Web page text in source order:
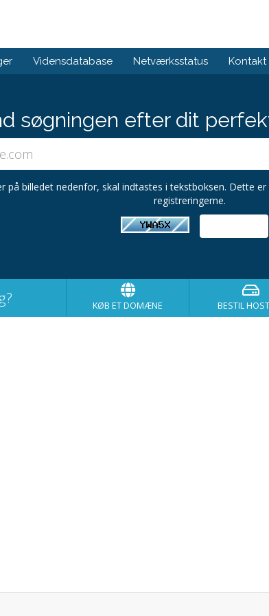
Vidensdatabase Netværksstatus Kontakt
søgningen efter dit
på billedet nedenfor, skal indtastes i tekstboksen. Dette
registreringerne.
KØB ET DOMÆNE BESTIL